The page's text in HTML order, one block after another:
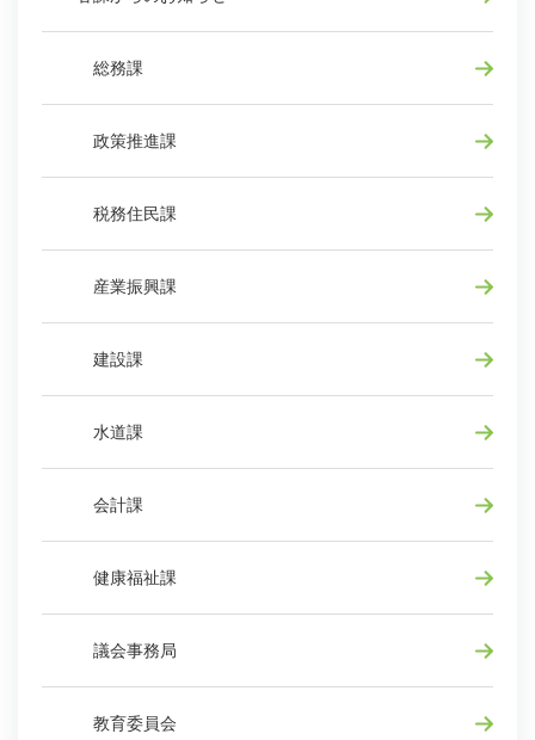
総務課
政策推進課
税務住民課
産業振興課
建設課
水道課
会計課
健康福祉課
議会事務局
教育委員会